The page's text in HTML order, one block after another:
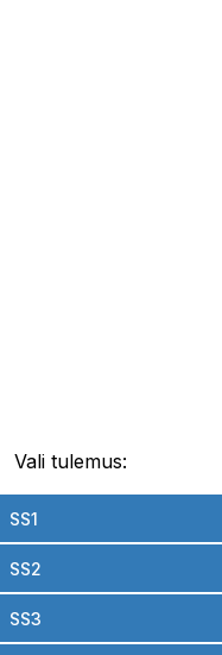
Vali tulemus:
SS1
SS2
SS3